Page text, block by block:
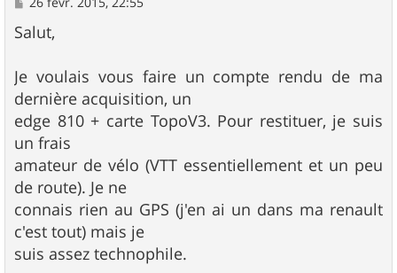
s
s
g
e
Salut,
Je voulais vous faire un compte rendu de ma
dernière acquisition, un
edge 810 + carte TopoV3. Pour restituer, je suis
un frais
amateur de vélo (VTT essentiellement et un peu
de route). Je ne
connais rien au GPS (j'en ai un dans ma renault
c'est tout) mais je
suis assez technophile.